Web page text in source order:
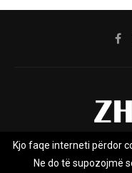
Rreth nesh
Kjo faqe interneti përdor
Ne do të supozojmë